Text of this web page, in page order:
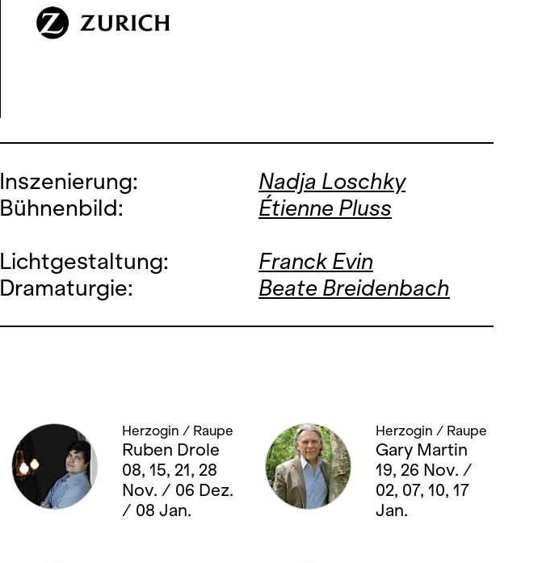
Inszenierung:
Nadja Loschky
Bühnenbild: Étienne Pluss
Lichtgestaltung:
Franck Evin
Dramaturgie: Beate Breidenbach
Herzogin / Raupe
Ruben Drole
08, 15, 21, 28
Nov. / 06 Dez.
/ 08 Jan.
Herzogin / Raupe
Gary Martin
19, 26 Nov. /
02, 07, 10, 17
Jan.